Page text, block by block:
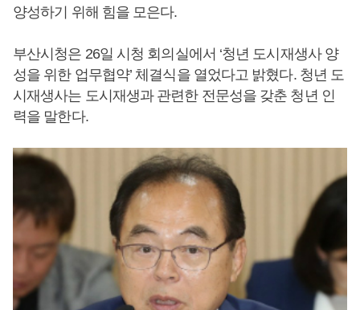
양성하기 위해 힘을 모은다.
부산시청은 26일 시청 회의실에서 ‘청년 도시재생사 양
성을 위한 업무협약’ 체결식을 열었다고 밝혔다. 청년 도
시재생사는 도시재생과 관련한 전문성을 갖춘 청년 인
력을 말한다.